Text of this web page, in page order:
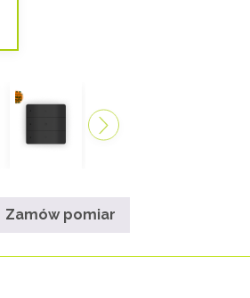
Zamów pomiar